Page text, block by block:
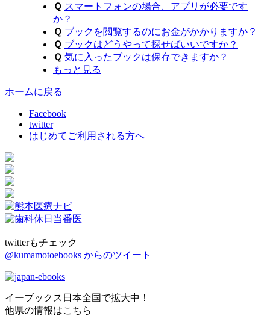
Ｑ スマートフォンの場合、アプリが必要です
か？
Ｑ ブックを閲覧するのにお金がかかりますか？
Ｑ ブックはどうやって探せばいいですか？
Ｑ 気に入ったブックは保存できますか？
もっと見る
ホームに戻る
Facebook
twitter
はじめてご利用される方へ
twitterもチェック
@kumamotoebooks からのツイート
イーブックス日本全国で拡大中！
他県の情報はこちら